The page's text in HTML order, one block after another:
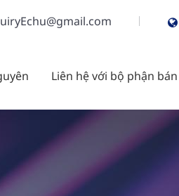
ไทย
tiếng
Liên hệ với bộ phận